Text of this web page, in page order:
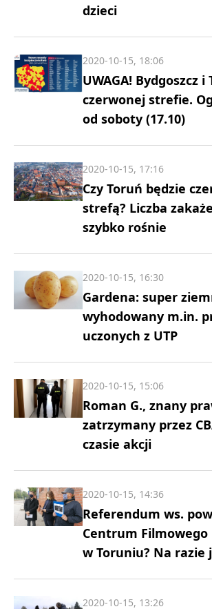
dzieci
UWAGA! Bydgoszcz i
czerwonej strefie.
od soboty (17.10)
2020-10-15, 18:06
Czy Toruń będzie
strefą? Liczba
szybko rośnie
2020-10-15, 17:16
Gardena: super
wyhodowany m.in.
uczonych z UTP
2020-10-15, 16:30
Roman G., znany
zatrzymany przez
czasie akcji
2020-10-15, 15:06
Referendum ws.
Centrum Filmowego
w Toruniu? Na razie
2020-10-15, 14:36
2020-10-15, 13:26